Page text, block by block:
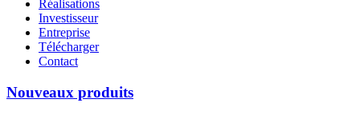
Réalisations
Investisseur
Entreprise
Télécharger
Contact
Nouveaux produits